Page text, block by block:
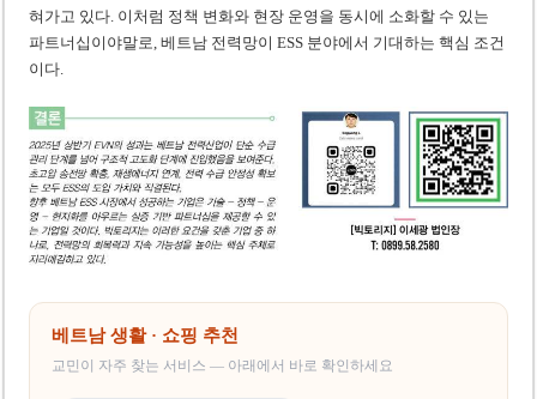
혀가고 있다. 이처럼 정책 변화와 현장 운영을 동시에 소화할 수 있는
파트너십이야말로, 베트남 전력망이 ESS 분야에서 기대하는 핵심 조건
이다.
베트남 생활 · 쇼핑 추천
교민이 자주 찾는 서비스 — 아래에서 바로 확인하세요